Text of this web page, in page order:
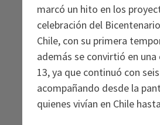
marcó un hito en los
celebración del
Chile, con su primera
además se convirtió en
13, ya que continuó con
acompañando desde la
quienes vivían en Chile